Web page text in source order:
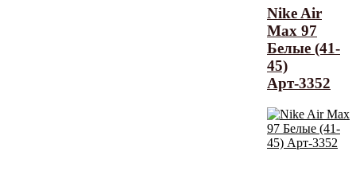
Nike Air
Max 97
Белые (41-
45)
Арт-3352